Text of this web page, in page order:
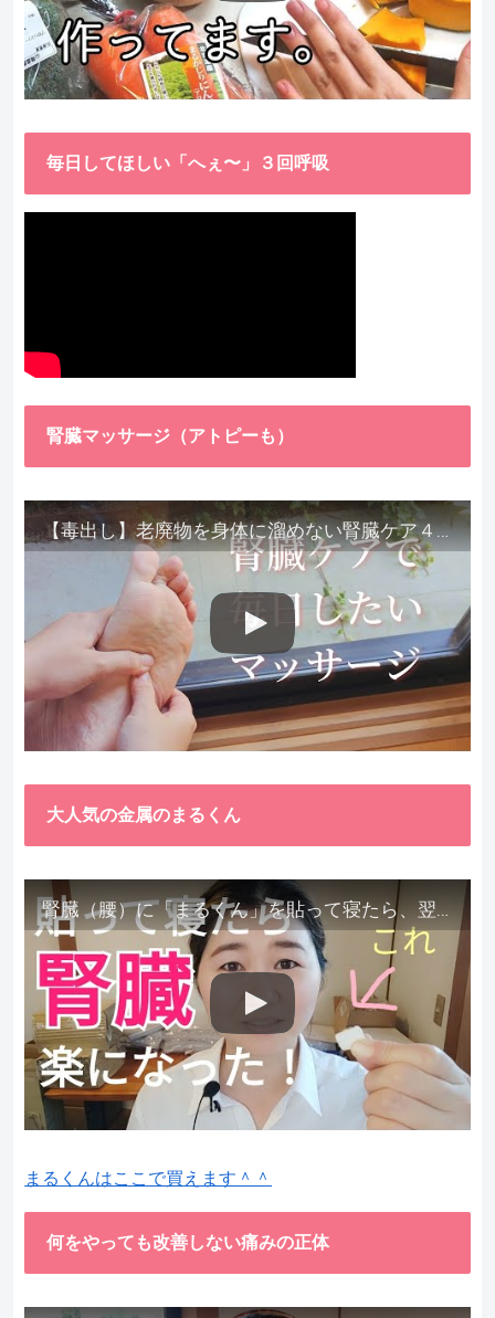
毎日してほしい「へぇ〜」３回呼吸
腎臓マッサージ（アトピーも）
【毒出し】老廃物を身体に溜めない腎臓ケア４種をご紹介します。
大人気の金属のまるくん
腎臓（腰）に「まるくん」を貼って寝たら、翌朝めちゃ楽でびっくりしました。腎臓叩いても痛くない！【お客様の声を試してみた】
まるくんはここで買えます＾＾
何をやっても改善しない痛みの正体